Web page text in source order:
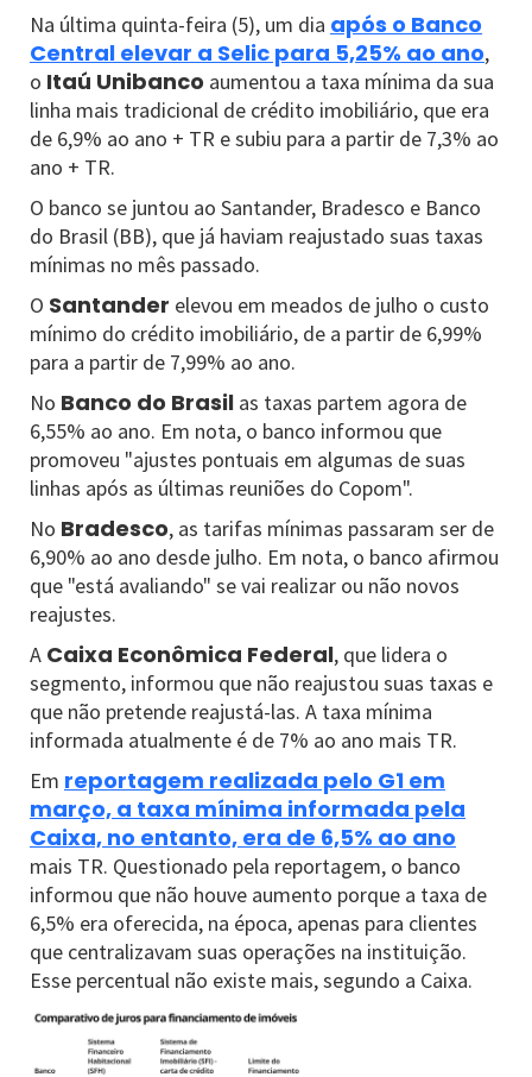
Na última quinta-feira (5), um dia após o Banco
Central elevar a Selic para 5,25% ao ano,
o Itaú Unibanco aumentou a taxa mínima da sua
linha mais tradicional de crédito imobiliário, que era
de 6,9% ao ano + TR e subiu para a partir de 7,3% ao
ano + TR.
O banco se juntou ao Santander, Bradesco e Banco
do Brasil (BB), que já haviam reajustado suas taxas
mínimas no mês passado.
O Santander elevou em meados de julho o custo
mínimo do crédito imobiliário, de a partir de 6,99%
para a partir de 7,99% ao ano.
No Banco do Brasil as taxas partem agora de
6,55% ao ano. Em nota, o banco informou que
promoveu "ajustes pontuais em algumas de suas
linhas após as últimas reuniões do Copom".
No Bradesco, as tarifas mínimas passaram ser de
6,90% ao ano desde julho. Em nota, o banco afirmou
que "está avaliando" se vai realizar ou não novos
reajustes.
A Caixa Econômica Federal, que lidera o
segmento, informou que não reajustou suas taxas e
que não pretende reajustá-las. A taxa mínima
informada atualmente é de 7% ao ano mais TR.
Em reportagem realizada pelo G1 em
março, a taxa mínima informada pela
Caixa, no entanto, era de 6,5% ao ano
mais TR. Questionado pela reportagem, o banco
informou que não houve aumento porque a taxa de
6,5% era oferecida, na época, apenas para clientes
que centralizavam suas operações na instituição.
Esse percentual não existe mais, segundo a Caixa.